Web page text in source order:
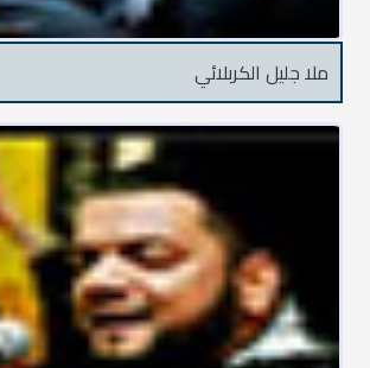
ملا جليل الكربلائي